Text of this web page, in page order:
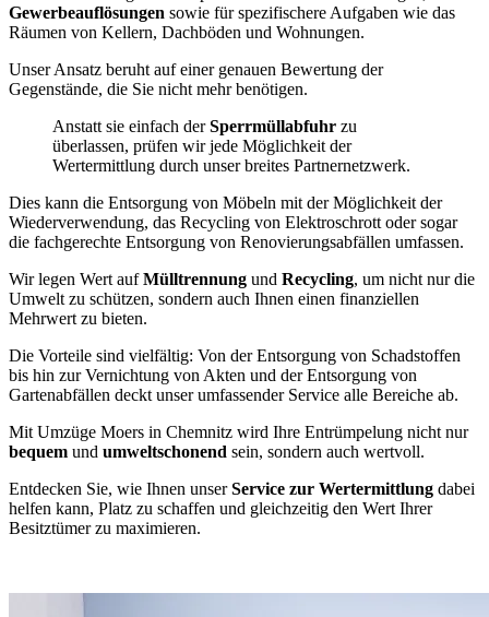
Gewerbeauflösungen sowie für spezifischere Aufgaben wie das
Räumen von Kellern, Dachböden und Wohnungen.
Unser Ansatz beruht auf einer genauen Bewertung der
Gegenstände, die Sie nicht mehr benötigen.
Anstatt sie einfach derSperrmüllabfuhr zu
überlassen, prüfen wir jede Möglichkeit der
Wertermittlung durch unser breites Partnernetzwerk.
Dies kann die Entsorgung von Möbeln mit der Möglichkeit der
Wiederverwendung, das Recycling von Elektroschrott oder sogar
die fachgerechte Entsorgung von Renovierungsabfällen umfassen.
Wir legen Wert aufMülltrennung und Recycling, um nicht nur die
Umwelt zu schützen, sondern auch Ihnen einen finanziellen
Mehrwert zu bieten.
Die Vorteile sind vielfältig: Von der Entsorgung von Schadstoffen
bis hin zur Vernichtung von Akten und der Entsorgung von
Gartenabfällen deckt unser umfassender Service alle Bereiche ab.
Mit Umzüge Moers in Chemnitz wird Ihre Entrümpelung nicht nur
bequem und umweltschonend sein, sondern auch wertvoll.
Entdecken Sie, wie Ihnen unserService zur Wertermittlung dabei
helfen kann, Platz zu schaffen und gleichzeitig den Wert Ihrer
Besitztümer zu maximieren.